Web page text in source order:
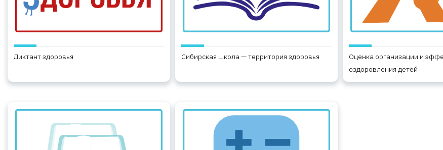
Диктант здоровья Сибирская школа — территория здоровья
Оценка организации и
оздоровления детей